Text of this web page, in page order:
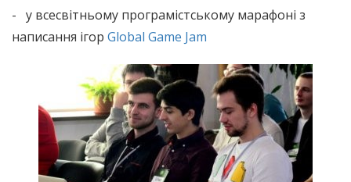
- у всесвітньому програмістському марафоні з
написання ігор Global Game Jam